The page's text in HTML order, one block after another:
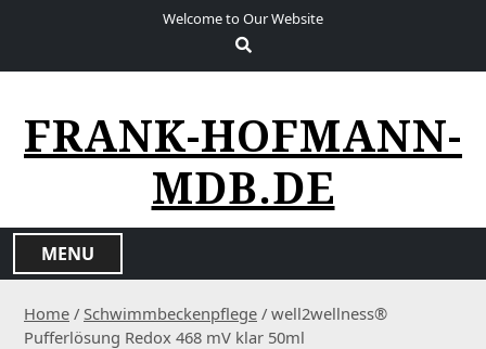
Welcome to Our Website
FRANK-HOFMANN-
MDB.DE
MENU
Home / Schwimmbeckenpflege / well2wellness®
Pufferlösung Redox 468 mV klar 50ml